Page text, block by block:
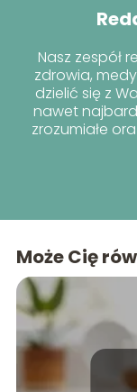
Nasz zespół
zdrowia,
dzielić się z
nawet
zrozumiałe
Może Cię